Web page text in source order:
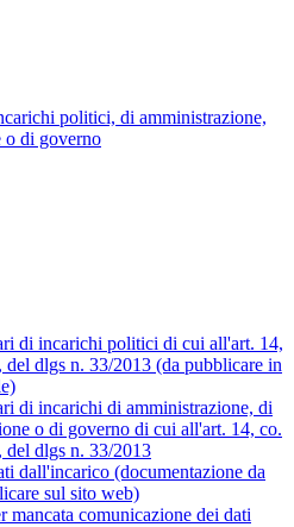
politici, di amministrazione,
o di governo
di incarichi politici di cui all'art. 14,
del dlgs n. 33/2013 (da pubblicare in
di incarichi di amministrazione, di
o di governo di cui all'art. 14, co.
del dlgs n. 33/2013
dall'incarico (documentazione da
sul sito web)
mancata comunicazione dei dati